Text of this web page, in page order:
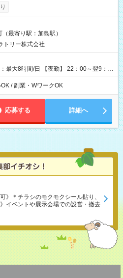
本採用時と異なる部分があります。 雇
です。 給与：時給 1,550円以上
最寄り駅：加島駅）
トリー株式会社
最大8時間/日 【夜勤】 22：00～翌9：
時から翌9時 など ※上記の時間
週同じ曜日での勤務となります）
/ 副業・WワークOK
応募する 詳細へ
》＊チラシのモクモクシール貼り、
イベントや展示会場での設営・撤去